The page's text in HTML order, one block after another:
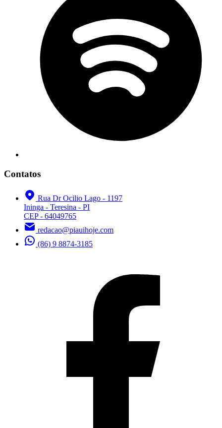
Contatos
Rua Dr Ocilio Lago - 1197
Ininga - Teresina - PI
CEP - 64049765
redacao@piauihoje.com
(86) 9 8874-3185